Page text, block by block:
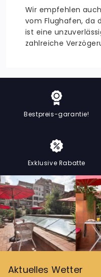
Wir empfehlen
vom Flughafen, da
ist eine
zahlreiche
Bestpreis-garantie!
Exklusive Rabatte
Aktuelles Wetter